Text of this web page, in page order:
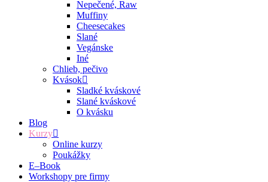
Nepečené, Raw
Muffiny
Cheesecakes
Slané
Vegánske
Iné
Chlieb, pečivo
Kvások
Sladké kváskové
Slané kváskové
O kvásku
Blog
Kurzy
Online kurzy
Poukážky
E–Book
Workshopy pre firmy